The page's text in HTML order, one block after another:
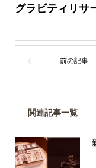
グラビティリサ
関連記事一覧